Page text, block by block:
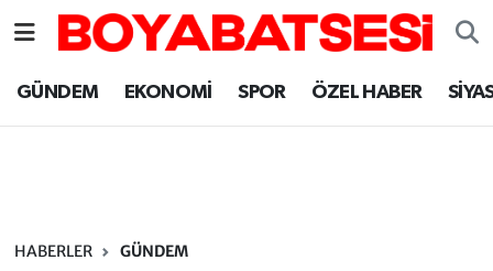
GÜNDEM EKONOMİ SPOR ÖZEL HABER
HABERLER GÜNDEM
Sinop Nöbetçi Eczaneler
Sinop Trafik Yoğunluk Haritası